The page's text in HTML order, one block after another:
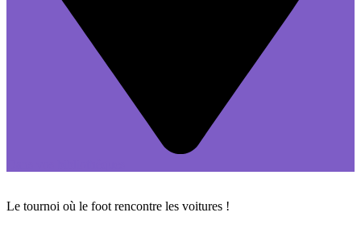
Le tournoi où le foot rencontre les voitures !